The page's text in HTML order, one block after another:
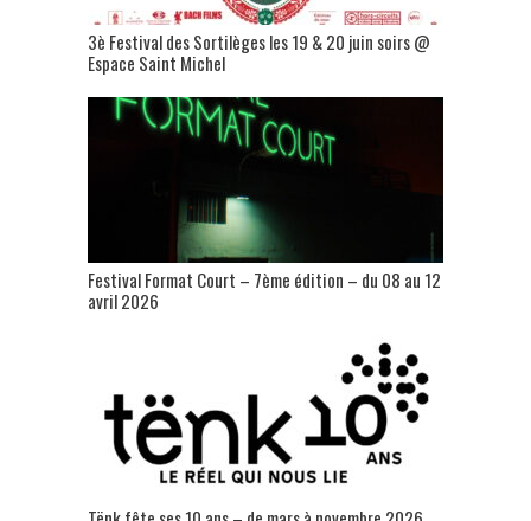
3è Festival des Sortilèges les 19 & 20 juin soirs @
Espace Saint Michel
Festival Format Court – 7ème édition – du 08 au 12
avril 2026